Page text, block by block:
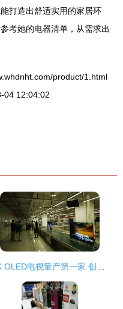
打造出舒适实用的家居环
考她的电器清单，从需求出
product/1.html
04 12:04:02
4K OLED电视量产第一家 创维掀彩电显示技术新革命，引领日用家电零售新浪潮